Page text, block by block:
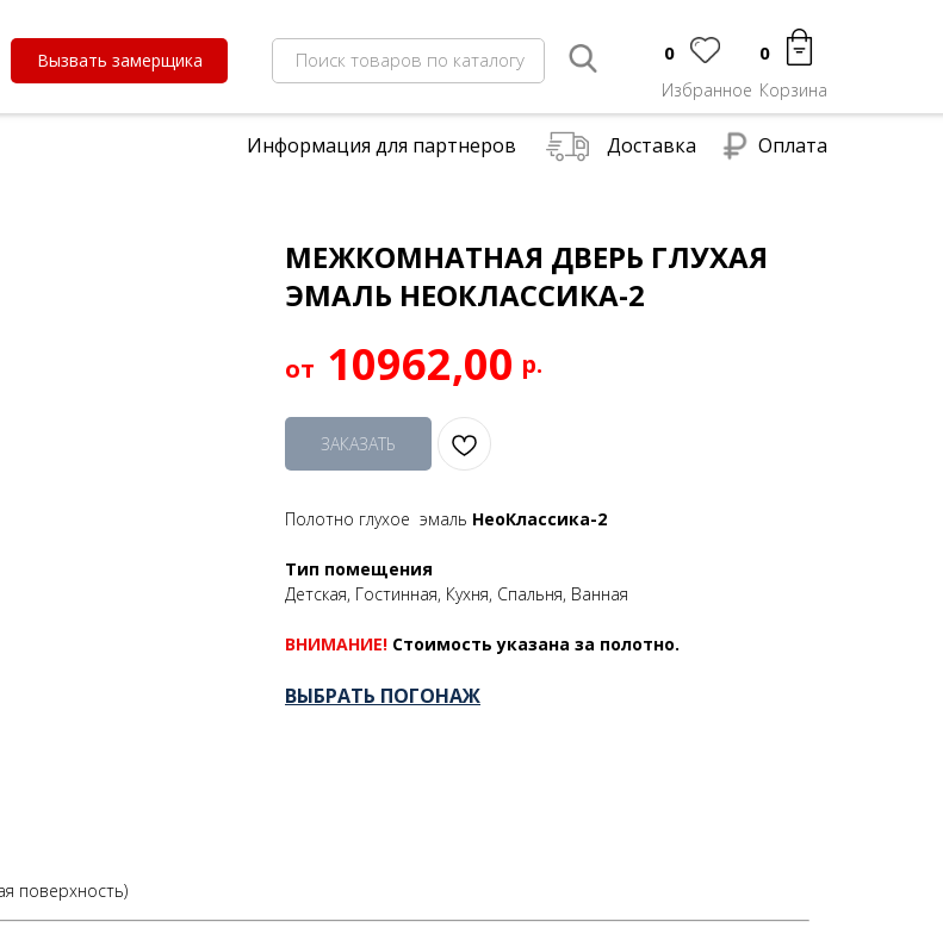
Доставка Оплата
Корзина
0
Избранное
0
Вызвать замерщика Поиск товаров по каталогу
Информация для партнеров
МЕЖКОМНАТНАЯ ДВЕРЬ ГЛУХАЯ
ЭМАЛЬ НЕОКЛАССИКА-2
10962,00 р.
ЗАКАЗАТЬ
Полотно глухое эмаль НеоКлассика-2
Тип помещения
Детская, Гостинная, Кухня, Спальня, Ванная
ВНИМАНИЕ! Стоимость указана за полотно.
ВЫБРАТЬ ПОГОНАЖ
поверхность)